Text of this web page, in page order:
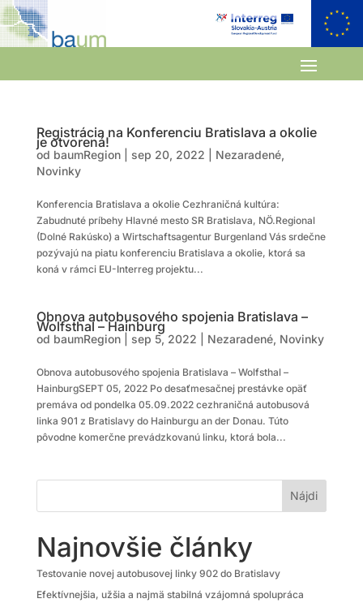
Registrácia na Konferenciu Bratislava a okolie
je otvorená!
od baumRegion| sep 20, 2022 Nezaradené,
Novinky
Konferencia Bratislava a okolie Cezhraničná kultúra:
Zabudnuté príbehy Hlavné mesto SR Bratislava, NÖ.Regional
(Dolné Rakúsko) a Wirtschaftsagentur Burgenland Vás srdečne
pozývajú na piatu konferenciu Bratislava a okolie, ktorá sa
koná v rámci EU-Interreg projektu...
Obnova autobusového spojenia Bratislava –
Wolfsthal – Hainburg
od baumRegion| sep 5, 2022 Nezaradené, Novinky
Obnova autobusového spojenia Bratislava – Wolfsthal –
HainburgSEPT 05, 2022 Po desaťmesačnej prestávke opäť
premáva od pondelka 05.09.2022 cezhraničná autobusová
linka 901 z Bratislavy do Hainburgu an der Donau. Túto
pôvodne komerčne prevádzkovanú linku, ktorá bola...
Najnovšie články
Testovanie novej autobusovej linky 902 do Bratislavy
Efektívnejšia, užšia a najmä stabilná vzájomná spolupráca